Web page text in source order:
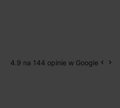
4.9 na 144 opinie w Google keyboard_arrow_left keyboard_arrow_right